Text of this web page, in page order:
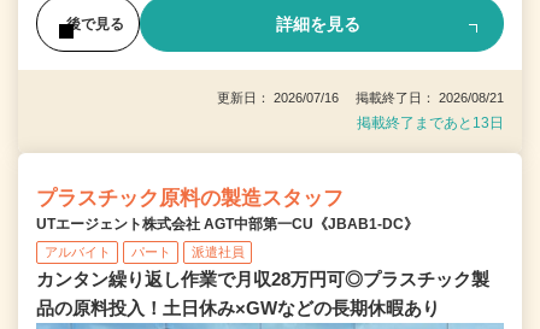
後で見る 詳細を見る
更新日： 2026/07/16 掲載終了日： 2026/08/21
掲載終了まであと13日
プラスチック原料の製造スタッフ
UTエージェント株式会社 AGT中部第一CU《JBAB1-DC》
アルバイト パート 派遣社員
カンタン繰り返し作業で月収28万円可◎プラスチック製
品の原料投入！土日休み×GWなどの長期休暇あり